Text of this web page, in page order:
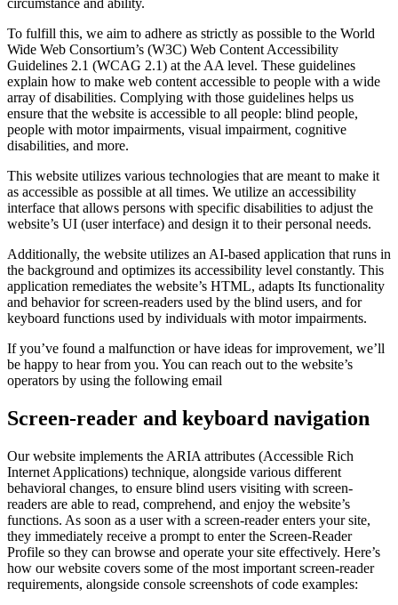
circumstance and ability.
To fulfill this, we aim to adhere as strictly as possible to the World
Wide Web Consortium’s (W3C) Web Content Accessibility
Guidelines 2.1 (WCAG 2.1) at the AA level. These guidelines
explain how to make web content accessible to people with a wide
array of disabilities. Complying with those guidelines helps us
ensure that the website is accessible to all people: blind people,
people with motor impairments, visual impairment, cognitive
disabilities, and more.
This website utilizes various technologies that are meant to make it
as accessible as possible at all times. We utilize an accessibility
interface that allows persons with specific disabilities to adjust the
website’s UI (user interface) and design it to their personal needs.
Additionally, the website utilizes an AI-based application that runs in
the background and optimizes its accessibility level constantly. This
application remediates the website’s HTML, adapts Its functionality
and behavior for screen-readers used by the blind users, and for
keyboard functions used by individuals with motor impairments.
If you’ve found a malfunction or have ideas for improvement, we’ll
be happy to hear from you. You can reach out to the website’s
operators by using the following email
Screen-reader and keyboard navigation
Our website implements the ARIA attributes (Accessible Rich
Internet Applications) technique, alongside various different
behavioral changes, to ensure blind users visiting with screen-
readers are able to read, comprehend, and enjoy the website’s
functions. As soon as a user with a screen-reader enters your site,
they immediately receive a prompt to enter the Screen-Reader
Profile so they can browse and operate your site effectively. Here’s
how our website covers some of the most important screen-reader
requirements, alongside console screenshots of code examples: